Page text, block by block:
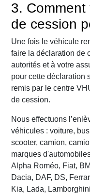
3.
de cession
Une fois le véhicule
faire la déclaration de
autorités et à votre
pour cette déclaration
remis par le centre
de cession.
Nous effectuons
véhicules : voiture,
scooter, camion,
marques
Alpha Roméo, Fiat,
Dacia, DAF, DS,
Kia, Lada,